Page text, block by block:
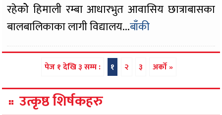
रहेकोे हिमाली रम्बा आधारभुत आवासिय छात्राबासका
बालबालिकाका लागी विद्यालय...बाँकी
पेज १ देखि ३ सम्म : १ २ ३ अर्को »
उत्कृष्ठ शिर्षकहरु